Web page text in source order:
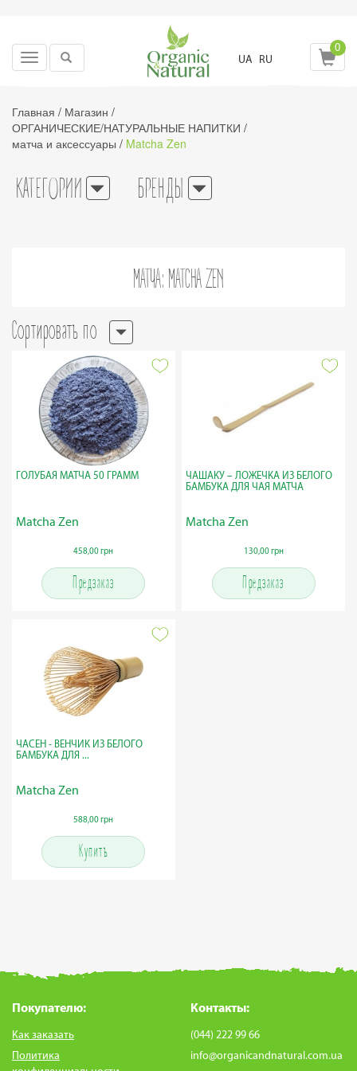
Toggle
UA RU
0
Главная / Магазин /
ОРГАНИЧЕСКИЕ/НАТУРАЛЬНЫЕ НАПИТКИ /
матча и аксессуары / Matcha Zen
КАТЕГОРИИ БРЕНДЫ
МАТЧА: MATCHA ZEN
Сортировать по
ГОЛУБАЯ МАТЧА 50 ГРАММ
Matcha Zen
458,00 грн
Предзаказ
ЧАШАКУ – ЛОЖЕЧКА ИЗ БЕЛОГО
БАМБУКА ДЛЯ ЧАЯ МАТЧА
Matcha Zen
130,00 грн
Предзаказ
ЧАСЕН - ВЕНЧИК ИЗ БЕЛОГО
БАМБУКА ДЛЯ ...
Matcha Zen
588,00 грн
Купить
Покупателю:
Как заказать
Политика
Контакты:
(044) 222 99 66
info@organicandnatural.com.ua